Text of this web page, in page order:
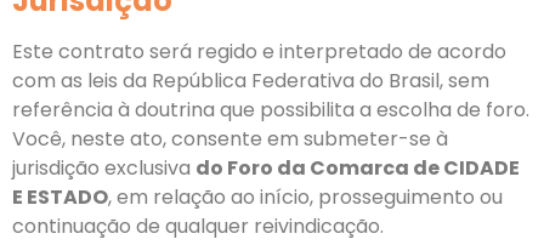
Este contrato será regido e interpretado de acordo
com as leis da República Federativa do Brasil, sem
referência à doutrina que possibilita a escolha de foro.
Você, neste ato, consente em submeter-se à
jurisdição exclusiva do Foro da Comarca de CIDADE
E ESTADO, em relação ao início, prosseguimento ou
continuação de qualquer reivindicação.